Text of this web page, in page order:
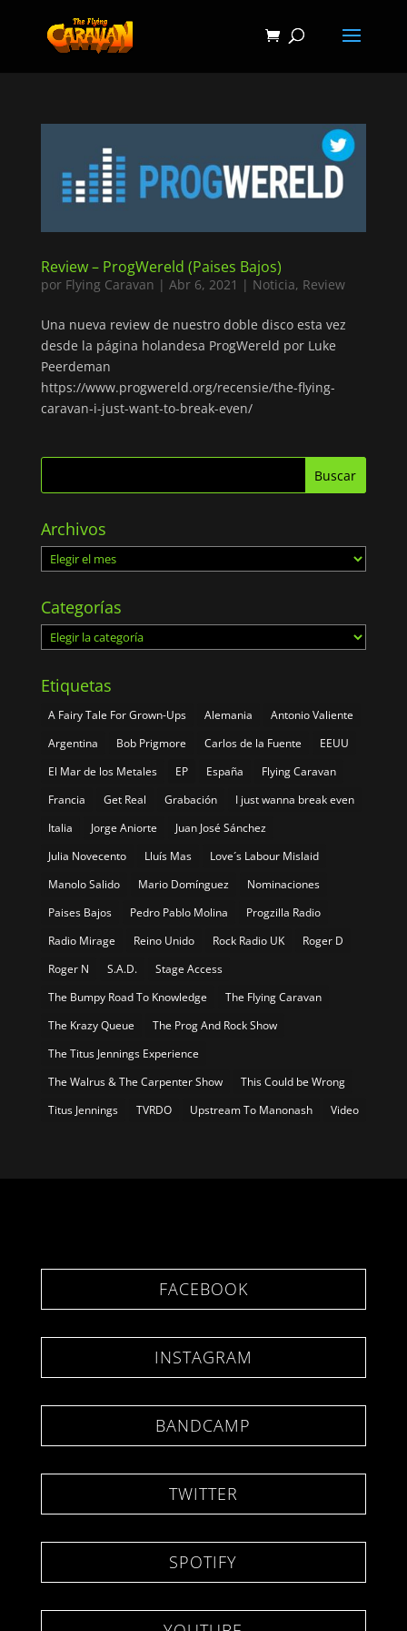
Review – ProgWereld (Paises Bajos)
por Flying Caravan | Abr 6, 2021 | Noticia, Review
Una nueva review de nuestro doble disco esta vez
desde la página holandesa ProgWereld por Luke
Peerdeman
https://www.progwereld.org/recensie/the-flying-
caravan-i-just-want-to-break-even/
Archivos
Archivos
Categorías
Categorías
Etiquetas
A Fairy Tale For Grown-Ups Alemania
Antonio Valiente
Argentina
Bob Prigmore Carlos de la Fuente
EEUU
El Mar de los Metales
EP España
Flying Caravan
Francia
Get Real Grabación
I just wanna break even
Italia
Jorge Aniorte
Juan José Sánchez
Julia Novecento
Lluís Mas
Love´s Labour Mislaid
Manolo Salido
Mario Domínguez
Nominaciones
Paises Bajos
Pedro Pablo Molina
Progzilla Radio
Radio Mirage
Reino Unido Rock Radio UK
Roger D
Roger N
S.A.D.
Stage Access
The Bumpy Road To Knowledge
The Flying Caravan
The Krazy Queue
The Prog And Rock Show
The Titus Jennings Experience
The Walrus & The Carpenter Show
This Could be Wrong
Titus Jennings
TVRDO Upstream To Manonash Video
FACEBOOK
INSTAGRAM
BANDCAMP
TWITTER
SPOTIFY